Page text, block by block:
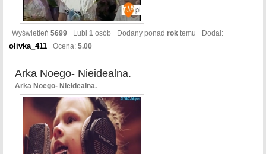
Wyświetleń 5699 Lubi 1 osób Dodany ponad rok temu Dodał:
olivka_411 Ocena: 5.00
Arka Noego- Nieidealna.
Arka Noego- Nieidealna.